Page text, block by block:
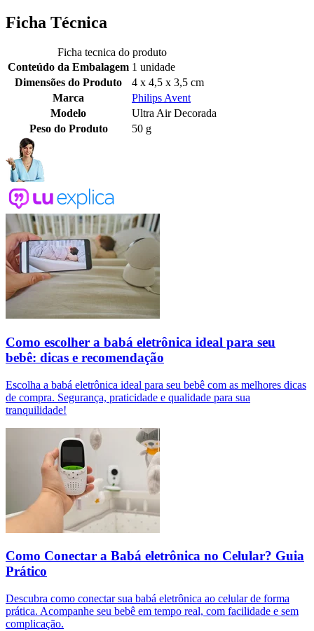
Ficha Técnica
Ficha tecnica do produto
Conteúdo da Embalagem 1 unidade
Dimensões do Produto
4 x 4,5 x 3,5 cm
Marca
Philips Avent
Modelo
Ultra Air Decorada
Peso do Produto
50 g
Como escolher a babá eletrônica ideal para seu
bebê: dicas e recomendação
Escolha a babá eletrônica ideal para seu bebê com as melhores dicas
de compra. Segurança, praticidade e qualidade para sua
tranquilidade!
Como Conectar a Babá eletrônica no Celular? Guia
Prático
Descubra como conectar sua babá eletrônica ao celular de forma
prática. Acompanhe seu bebê em tempo real, com facilidade e sem
complicação.